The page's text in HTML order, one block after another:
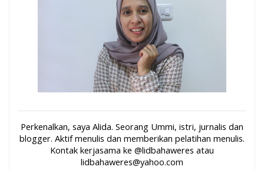
Perkenalkan, saya Alida. Seorang Ummi, istri, jurnalis dan
blogger. Aktif menulis dan memberikan pelatihan menulis.
Kontak kerjasama ke @lidbahaweres atau
lidbahaweres@yahoo.com